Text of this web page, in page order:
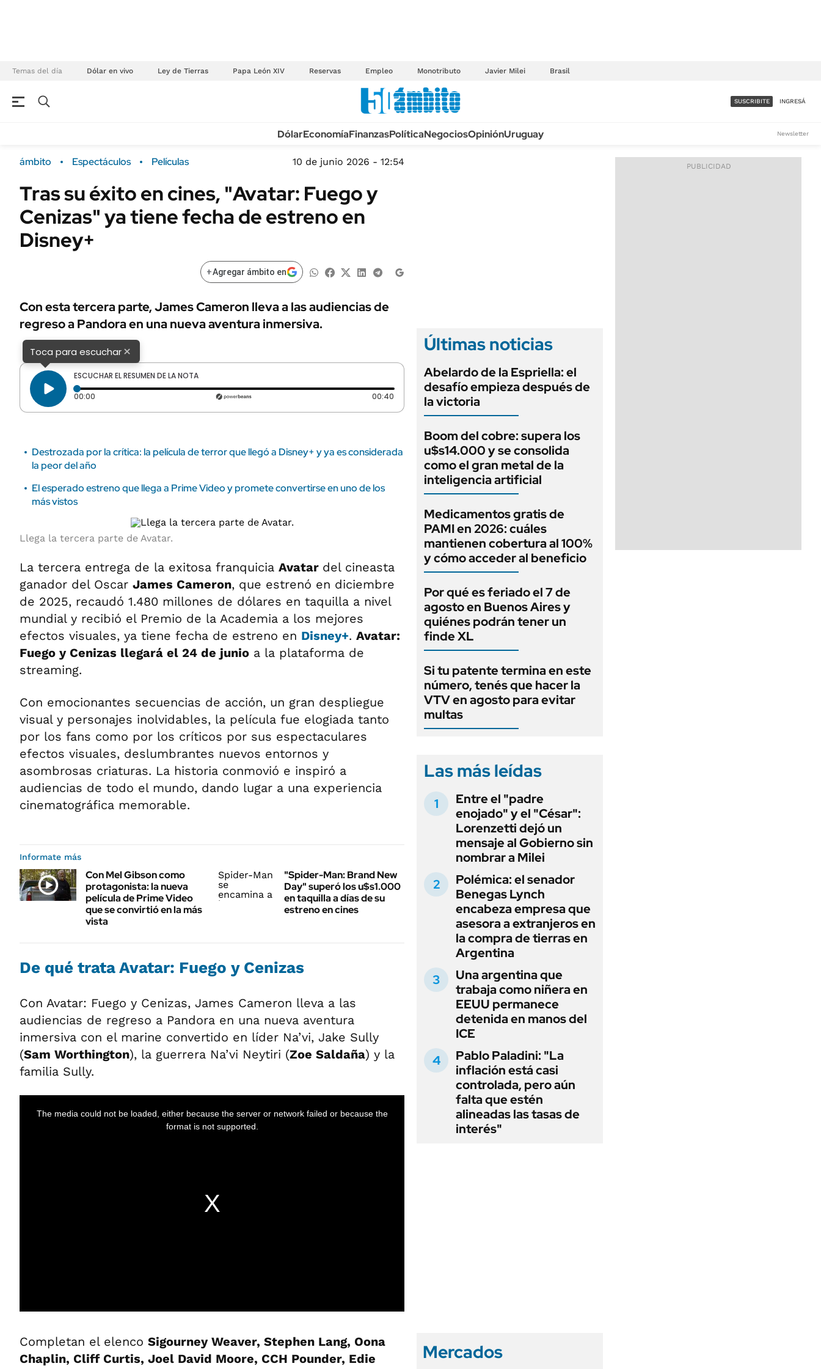
Temas del día Dólar en vivo Ley de Tierras Papa León XIV Reservas Empleo Monotributo Javier Milei Brasil
Campo
FINANZAS
Dólar
Sustentabilidad
Seguros
URUGUAY
TECNOLOGÍA
MÉXICO
MUNDO
INFORMACIÓN GENERAL
AUTOS
ACCESO FULL - $1.800/MES
SUSCRIBITE INGRESÁ
DólarEconomíaFinanzasPolíticaNegociosOpiniónUruguay Newsletter
ámbito Espectáculos Películas 10 de junio 2026 - 12:54
Tras su éxito en cines, "Avatar: Fuego y
Cenizas" ya tiene fecha de estreno en
Disney+
+Agregar ámbito en
Con esta tercera parte, James Cameron lleva a las audiencias de
regreso a Pandora en una nueva aventura inmersiva.
Toca para escuchar×
ESCUCHAR EL RESUMEN DE LA NOTA
00:00 Tiempo transcurrido: 0 segundos 00:40 Duración: 40 segundos
Destrozada por la crítica: la película de terror que llegó a Disney+ y ya es considerada
la peor del año
El esperado estreno que llega a Prime Video y promete convertirse en uno de los
más vistos
Llega la tercera parte de Avatar.
La tercera entrega de la exitosa franquicia Avatar del cineasta
ganador del Oscar James Cameron, que estrenó en diciembre
de 2025, recaudó 1.480 millones de dólares en taquilla a nivel
mundial y recibió el Premio de la Academia a los mejores
efectos visuales, ya tiene fecha de estreno en Disney+. Avatar:
Fuego y Cenizas llegará el 24 de junio a la plataforma de
streaming.
Con emocionantes secuencias de acción, un gran despliegue
visual y personajes inolvidables, la película fue elogiada tanto
por los fans como por los críticos por sus espectaculares
efectos visuales, deslumbrantes nuevos entornos y
asombrosas criaturas. La historia conmovió e inspiró a
audiencias de todo el mundo, dando lugar a una experiencia
cinematográfica memorable.
Informate más
Con Mel Gibson como
protagonista: la nueva
película de Prime Video
que se convirtió en la más
vista
"Spider-Man: Brand New
Day" superó los u$s1.000
en taquilla a días de su
estreno en cines
De qué trata Avatar: Fuego y Cenizas
Con Avatar: Fuego y Cenizas, James Cameron lleva a las
audiencias de regreso a Pandora en una nueva aventura
inmersiva con el marine convertido en líder Na’vi, Jake Sully
(Sam Worthington), la guerrera Na’vi Neytiri (Zoe Saldaña) y la
familia Sully.
Completan el elenco Sigourney Weaver, Stephen Lang, Oona
Chaplin, Cliff Curtis, Joel David Moore, CCH Pounder, Edie
Últimas noticias
Abelardo de la Espriella: el
desafío empieza después de
la victoria
Boom del cobre: supera los
u$s14.000 y se consolida
como el gran metal de la
inteligencia artificial
Medicamentos gratis de
PAMI en 2026: cuáles
mantienen cobertura al 100%
y cómo acceder al beneficio
Por qué es feriado el 7 de
agosto en Buenos Aires y
quiénes podrán tener un
finde XL
Si tu patente termina en este
número, tenés que hacer la
VTV en agosto para evitar
multas
Las más leídas
Entre el "padre
enojado" y el "César":
Lorenzetti dejó un
mensaje al Gobierno sin
nombrar a Milei
Polémica: el senador
Benegas Lynch
encabeza empresa que
asesora a extranjeros en
la compra de tierras en
Argentina
Una argentina que
trabaja como niñera en
EEUU permanece
detenida en manos del
ICE
Pablo Paladini: "La
inflación está casi
controlada, pero aún
falta que estén
alineadas las tasas de
interés"
Mercados